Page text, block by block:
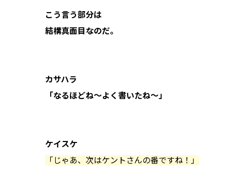
こう言う部分は
結構真面目なのだ。
カサハラ
「なるほどね〜よく書いたね〜」
ケイスケ
「じゃあ、次はケントさんの番ですね！」